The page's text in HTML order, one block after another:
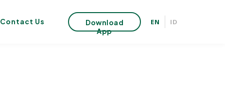
Download
App
EN ID
Contact Us